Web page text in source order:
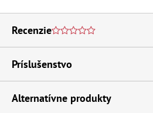
Recenzie
Príslušenstvo
Alternatívne produkty